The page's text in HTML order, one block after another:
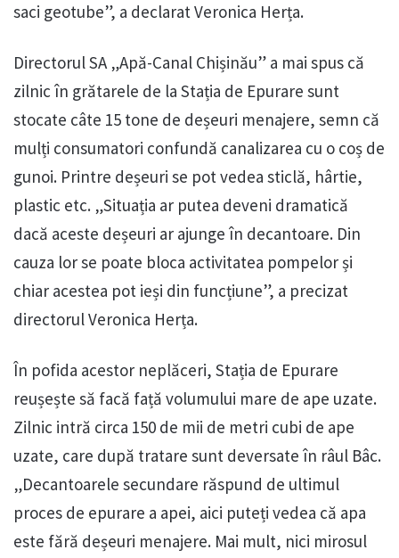
saci geotube”, a declarat Veronica Herța.
Directorul SA „Apă-Canal Chișinău” a mai spus că
zilnic în grătarele de la Stația de Epurare sunt
stocate câte 15 tone de deșeuri menajere, semn că
mulți consumatori confundă canalizarea cu o coș de
gunoi. Printre deșeuri se pot vedea sticlă, hârtie,
plastic etc. „Situația ar putea deveni dramatică
dacă aceste deșeuri ar ajunge în decantoare. Din
cauza lor se poate bloca activitatea pompelor și
chiar acestea pot ieși din funcțiune”, a precizat
directorul Veronica Herța.
În pofida acestor neplăceri, Stația de Epurare
reușește să facă față volumului mare de ape uzate.
Zilnic intră circa 150 de mii de metri cubi de ape
uzate, care după tratare sunt deversate în râul Bâc.
„Decantoarele secundare răspund de ultimul
proces de epurare a apei, aici puteți vedea că apa
este fără deșeuri menajere. Mai mult, nici mirosul